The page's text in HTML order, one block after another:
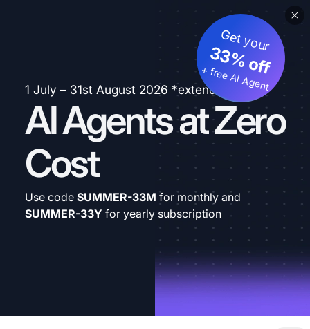
1 July – 31st August 2026 *extended
AI Agents at Zero
Cost
Get your
33% off
+ free AI Agent
Use code SUMMER-33M for monthly and
SUMMER-33Y for yearly subscription